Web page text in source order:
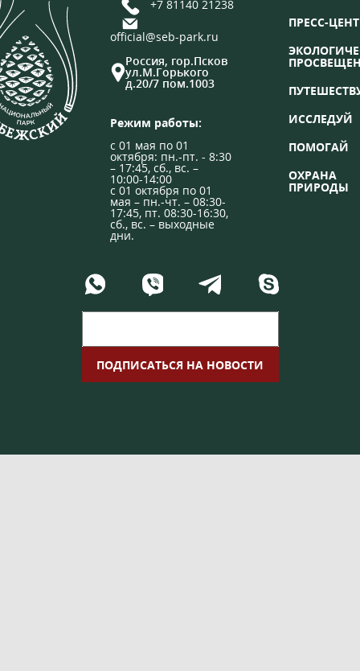
+7 81140 21238
official@seb-park.ru
Россия, гор.Псков
ул.М.Горького
д.20/7 пом.1003
Режим работы:
с 01 мая по 01
октября: пн.-пт. - 8:30
– 17:45, сб., вс. –
10:00-14:00
с 01 октября по 01
мая – пн.-чт. – 08:30-
17:45, пт. 08:30-16:30,
сб., вс. – выходные
дни.
ПРЕСС-
ИССЛЕДУЙ
ПОМОГАЙ
ОХРАНА
ПРИРОДЫ